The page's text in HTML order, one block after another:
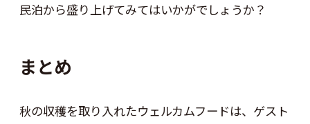
民泊から盛り上げてみてはいかがでしょうか？
まとめ
秋の収穫を取り入れたウェルカムフードは、ゲスト